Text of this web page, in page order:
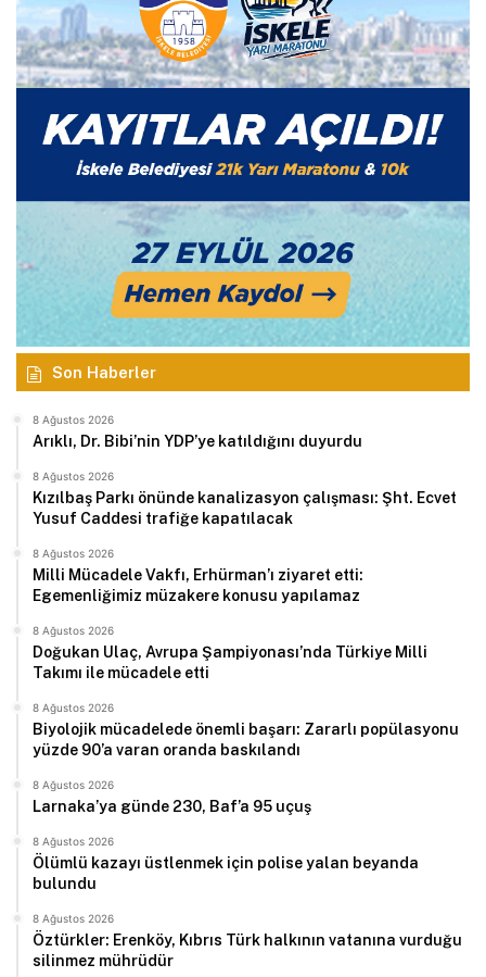
Son Haberler
8 Ağustos 2026
Arıklı, Dr. Bibi’nin YDP’ye katıldığını duyurdu
8 Ağustos 2026
Kızılbaş Parkı önünde kanalizasyon çalışması: Şht. Ecvet
Yusuf Caddesi trafiğe kapatılacak
8 Ağustos 2026
Milli Mücadele Vakfı, Erhürman’ı ziyaret etti:
Egemenliğimiz müzakere konusu yapılamaz
8 Ağustos 2026
Doğukan Ulaç, Avrupa Şampiyonası’nda Türkiye Milli
Takımı ile mücadele etti
8 Ağustos 2026
Biyolojik mücadelede önemli başarı: Zararlı popülasyonu
yüzde 90’a varan oranda baskılandı
8 Ağustos 2026
Larnaka’ya günde 230, Baf’a 95 uçuş
8 Ağustos 2026
Ölümlü kazayı üstlenmek için polise yalan beyanda
bulundu
8 Ağustos 2026
Öztürkler: Erenköy, Kıbrıs Türk halkının vatanına vurduğu
silinmez mührüdür